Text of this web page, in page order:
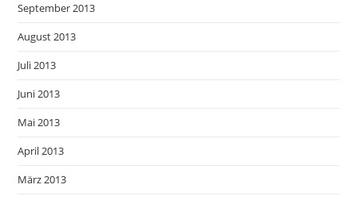
September 2013
August 2013
Juli 2013
Juni 2013
Mai 2013
April 2013
März 2013